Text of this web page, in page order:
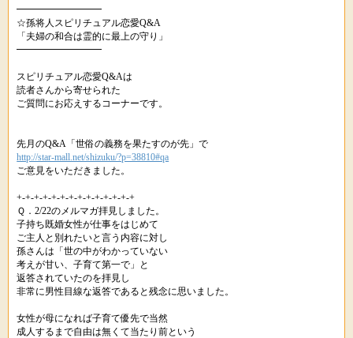
━━━━━━━━━
☆孫将人スピリチュアル恋愛Q&A
「夫婦の和合は霊的に最上の守り」
━━━━━━━━━
スピリチュアル恋愛Q&Aは
読者さんから寄せられた
ご質問にお応えするコーナーです。
先月のQ&A「世俗の義務を果たすのが先」で
http://star-mall.net/shizuku/?p=38810#qa
ご意見をいただきました。
+-+-+-+-+-+-+-+-+-+-+-+-+-+
Ｑ．2/22のメルマガ拝見しました。
子持ち既婚女性が仕事をはじめて
ご主人と別れたいと言う内容に対し
孫さんは「世の中がわかっていない
考えが甘い、子育て第一で」と
返答されていたのを拝見し
非常に男性目線な返答であると残念に思いました。
女性が母になれば子育て優先で当然
成人するまで自由は無くて当たり前という